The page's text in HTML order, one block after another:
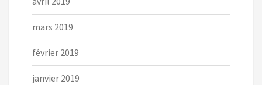
mars 2019
février 2019
janvier 2019